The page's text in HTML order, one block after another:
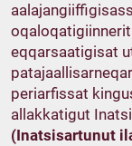
eqqarsaatigisat
periarfissat
allakkatigut
(Inatsisartunut